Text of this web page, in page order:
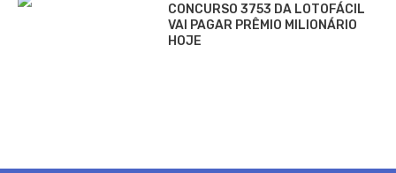
CONCURSO 3753 DA LOTOFÁCIL
VAI PAGAR PRÊMIO MILIONÁRIO
HOJE